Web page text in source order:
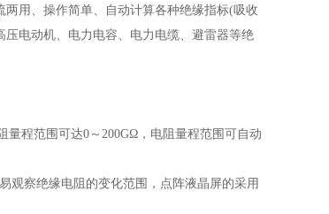
两用、操作简单、自动计算各种绝缘指标(吸收
电动机、电力电容、电力电缆、避雷器等绝
量程范围可达0～200GΩ，电阻量程范围可自动
观察绝缘电阻的变化范围，点阵液晶屏的采用